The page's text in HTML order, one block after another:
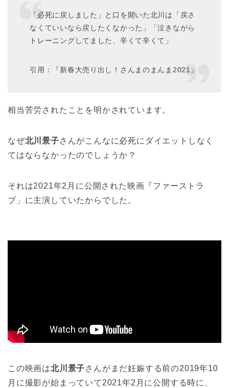
「必死に戻しました」と口を開いた北川は「戻さ
なくていいなら戻したくなかった」「泣きながら
トレーニングしてました、辛くて辛くて」
引用：『新春大売り出し！さんまのまんま2021』
相当苦労されたことを明かされています。
なぜ北川景子さんがこんなに必死にダイエットしなく
てはならなかったのでしょうか？
それは2021年2月に公開された映画『ファーストラ
ブ」に主演していたからでした。
この映画は北川景子さんがまだ妊娠する前の2019年10
月に撮影が始まっていて2021年2月に公開する時に、